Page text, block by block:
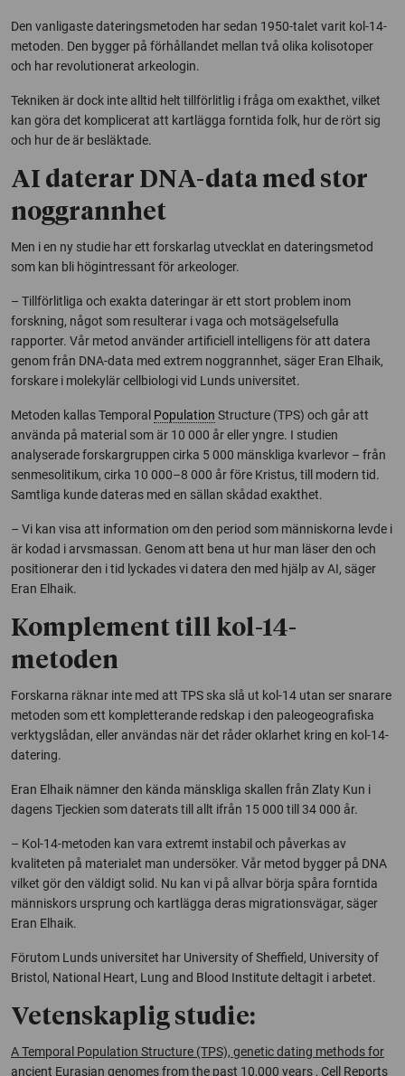
Den vanligaste dateringsmetoden har sedan 1950-talet varit kol-14-
metoden. Den bygger på förhållandet mellan två olika kolisotoper
och har revolutionerat arkeologin.
Tekniken är dock inte alltid helt tillförlitlig i fråga om exakthet, vilket
kan göra det komplicerat att kartlägga forntida folk, hur de rört sig
och hur de är besläktade.
AI daterar DNA-data med stor
noggrannhet
Men i en ny studie har ett forskarlag utvecklat en dateringsmetod
som kan bli högintressant för arkeologer.
– Tillförlitliga och exakta dateringar är ett stort problem inom
forskning, något som resulterar i vaga och motsägelsefulla
rapporter. Vår metod använder artificiell intelligens för att datera
genom från DNA-data med extrem noggrannhet, säger Eran Elhaik,
forskare i molekylär cellbiologi vid Lunds universitet.
Metoden kallas Temporal Population Structure (TPS) och går att
använda på material som är 10 000 år eller yngre. I studien
analyserade forskargruppen cirka 5 000 mänskliga kvarlevor – från
senmesolitikum, cirka 10 000–8 000 år före Kristus, till modern tid.
Samtliga kunde dateras med en sällan skådad exakthet.
– Vi kan visa att information om den period som människorna levde i
är kodad i arvsmassan. Genom att bena ut hur man läser den och
positionerar den i tid lyckades vi datera den med hjälp av AI, säger
Eran Elhaik.
Komplement till kol-14-
metoden
Forskarna räknar inte med att TPS ska slå ut kol-14 utan ser snarare
metoden som ett kompletterande redskap i den paleogeografiska
verktygslådan, eller användas när det råder oklarhet kring en kol-14-
datering.
Eran Elhaik nämner den kända mänskliga skallen från Zlaty Kun i
dagens Tjeckien som daterats till allt ifrån 15 000 till 34 000 år.
– Kol-14-metoden kan vara extremt instabil och påverkas av
kvaliteten på materialet man undersöker. Vår metod bygger på DNA
vilket gör den väldigt solid. Nu kan vi på allvar börja spåra forntida
människors ursprung och kartlägga deras migrationsvägar, säger
Eran Elhaik.
Förutom Lunds universitet har University of Sheffield, University of
Bristol, National Heart, Lung and Blood Institute deltagit i arbetet.
Vetenskaplig studie:
A Temporal Population Structure (TPS), genetic dating methods for
ancient Eurasian genomes from the past 10,000 years , Cell Reports